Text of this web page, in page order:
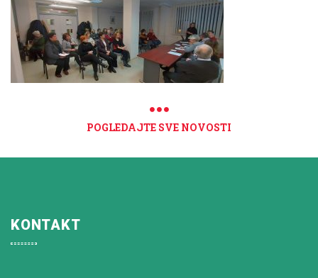
POGLEDAJTE SVE NOVOSTI
KONTAKT